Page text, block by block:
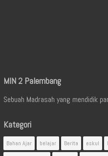
MIN 2 Palembang
Sebuah Madrasah yang mendidik
Kategori
Bahan Ajar belajar Berita eskul